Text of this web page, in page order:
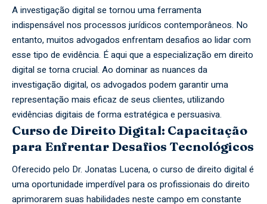
A investigação digital se tornou uma ferramenta
indispensável nos processos jurídicos contemporâneos. No
entanto, muitos advogados enfrentam desafios ao lidar com
esse tipo de evidência. É aqui que a especialização em direito
digital se torna crucial. Ao dominar as nuances da
investigação digital, os advogados podem garantir uma
representação mais eficaz de seus clientes, utilizando
evidências digitais de forma estratégica e persuasiva.
Curso de Direito Digital: Capacitação
para Enfrentar Desafios Tecnológicos
Oferecido pelo Dr. Jonatas Lucena, o curso de direito digital é
uma oportunidade imperdível para os profissionais do direito
aprimorarem suas habilidades neste campo em constante